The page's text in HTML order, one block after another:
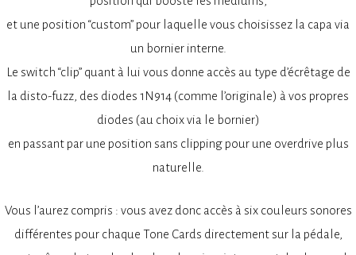
et une position “custom” pour laquelle vous choisissez la capa via
un bornier interne.
Le switch “clip” quant à lui vous donne accès au type d’écrêtage de
la disto-fuzz, des diodes 1N914 (comme l’originale) à vos propres
diodes (au choix via le bornier)
en passant par une position sans clipping pour une overdrive plus
naturelle.
Vous l’aurez compris : vous avez donc accès à six couleurs sonores
différentes pour chaque Tone Cards directement sur la pédale,